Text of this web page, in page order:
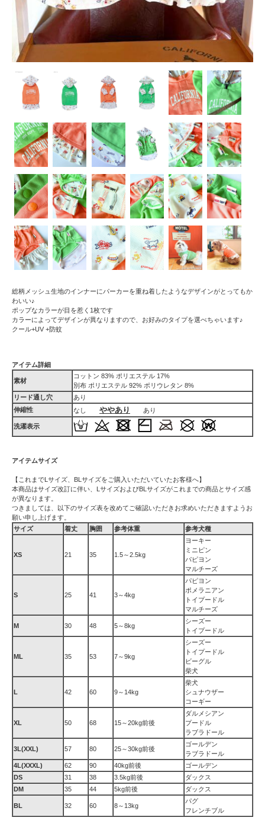
総柄メッシュ生地のインナーにパーカーを重ね着したようなデザインがとってもか
わいい♪
ポップなカラーが目を惹く1枚です
カラーによってデザインが異なりますので、お好みのタイプを選べちゃいます♪
クール+UV +防蚊
アイテム詳細
素材
コットン 83% ポリエステル 17%
別布 ポリエステル 92% ポリウレタン 8%
リード通し穴
あり
伸縮性
なし ややあり あり
洗濯表示
アイテムサイズ
【これまでLサイズ、BLサイズをご購入いただいていたお客様へ】
本商品はサイズ改訂に伴い、LサイズおよびBLサイズがこれまでの商品とサイズ感
が異なります。
つきましては、以下のサイズ表を改めてご確認いただきお求めいただきますようお
願い申し上げます。
サイズ
着丈 胸囲 参考体重 参考犬種
XS 21 35 1.5～2.5kg
ヨーキー
ミニピン
パピヨン
マルチーズ
S 25 41 3～4kg
パピヨン
ポメラニアン
トイプードル
マルチーズ
M 30 48 5～8kg
シーズー
トイプードル
ML 35 53 7～9kg
シーズー
トイプードル
ビーグル
柴犬
L 42 60 9～14kg
柴犬
シュナウザー
コーギー
XL 50 68 15～20kg前後
ダルメシアン
プードル
ラブラドール
3L(XXL) 57 80 25～30kg前後
ゴールデン
ラブラドール
4L(XXXL)
62 90 40kg前後
ゴールデン
DS
31 38 3.5kg前後
ダックス
DM
35 44 5kg前後 ダックス
BL 32 60 8～13kg
パグ
フレンチブル